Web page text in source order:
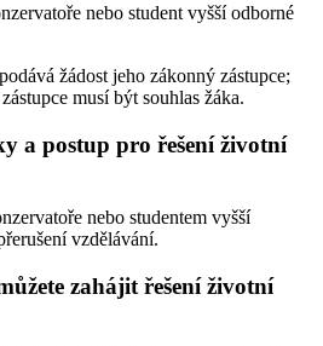
nebo student vyšší odborné
žádost jeho zákonný zástupce;
musí být souhlas žáka.
a postup pro řešení životní
nebo studentem vyšší
vzdělávání.
zahájit řešení životní